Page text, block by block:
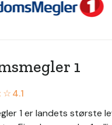
1
☆4.1
1 er landets største